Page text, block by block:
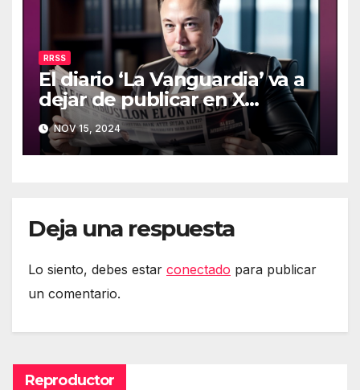
RRSS
El diario ‘La Vanguardia’ va a
dejar de publicar en X
(Twitter)
NOV 15, 2024
Deja una respuesta
Lo siento, debes estar conectado para publicar
un comentario.
Reproductor